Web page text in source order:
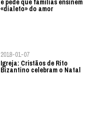
e pede que famílias ensinem
«dialeto» do amor
2018-01-07
Igreja: Cristãos de Rito
Bizantino celebram o Natal